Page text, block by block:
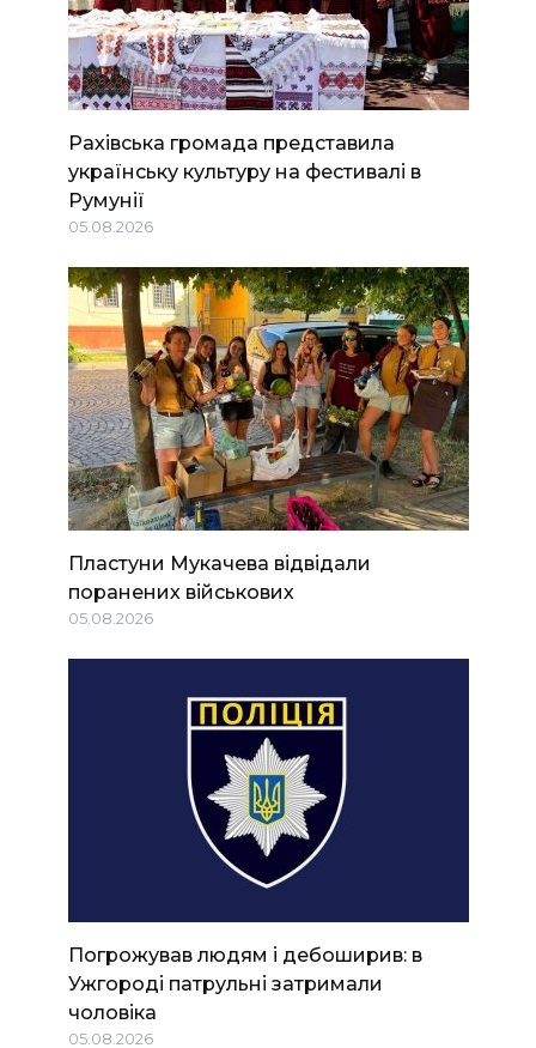
Рахівська громада представила
українську культуру на фестивалі в
Румунії
05.08.2026
Пластуни Мукачева відвідали
поранених військових
05.08.2026
Погрожував людям і дебоширив: в
Ужгороді патрульні затримали
чоловіка
05.08.2026